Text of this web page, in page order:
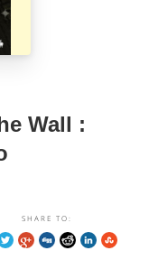
Wall :
SHARE TO: